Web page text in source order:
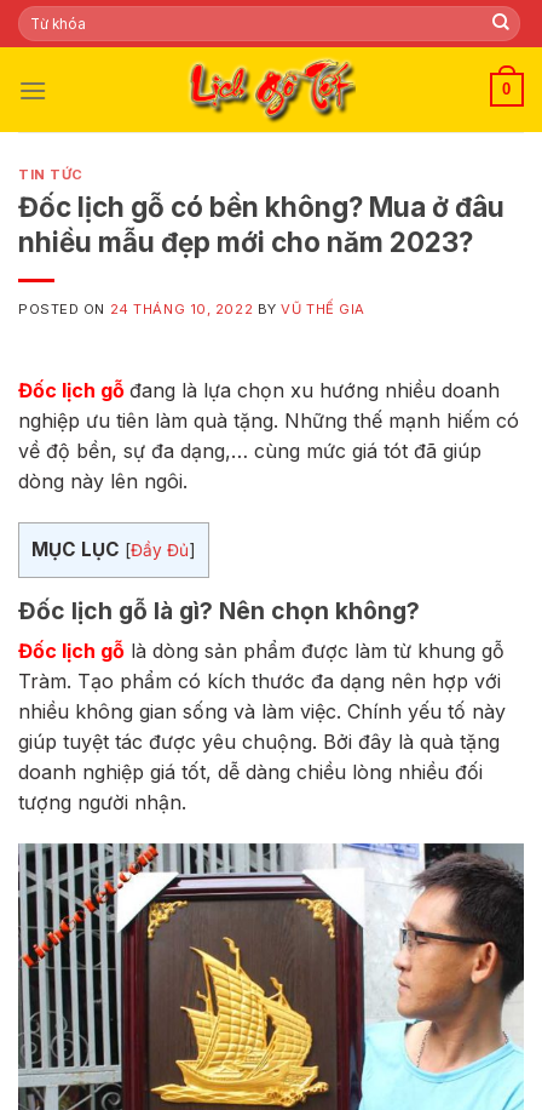
Skip
to
Tìm
kiếm:
0
TIN TỨC
Đốc lịch gỗ có bền không? Mua ở đâu
nhiều mẫu đẹp mới cho năm 2023?
POSTED ON 24 THÁNG 10, 2022 BYVŨ THẾ GIA
Đốc lịch gỗ đang là lựa chọn xu hướng nhiều doanh
nghiệp ưu tiên làm quà tặng. Những thế mạnh hiếm có
về độ bền, sự đa dạng,… cùng mức giá tót đã giúp
dòng này lên ngôi.
MỤC LỤC [Đầy Đủ]
Đốc lịch gỗ là gì? Nên chọn không?
Đốc lịch gỗ là dòng sản phẩm được làm từ khung gỗ
Tràm. Tạo phẩm có kích thước đa dạng nên hợp với
nhiều không gian sống và làm việc. Chính yếu tố này
giúp tuyệt tác được yêu chuộng. Bởi đây là quà tặng
doanh nghiệp giá tốt, dễ dàng chiều lòng nhiều đối
tượng người nhận.